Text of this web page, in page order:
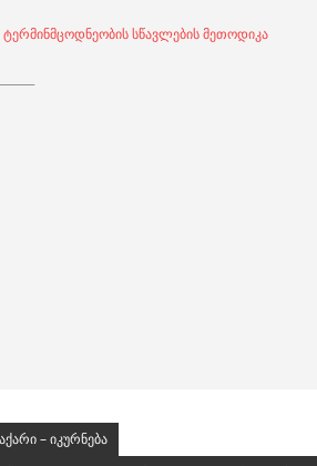
სწავლების მეთოდიკა
– იკურნება